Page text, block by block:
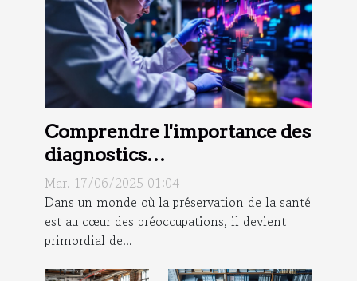
Comprendre l'importance des
diagnostics
environnementaux pour la
santé publique
Mar. 17/06/2025 01:04
Dans un monde où la préservation de la santé
est au cœur des préoccupations, il devient
primordial de...